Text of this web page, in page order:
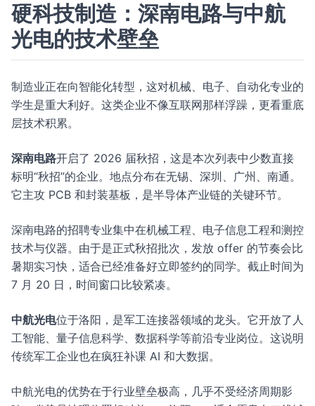
硬科技制造：深南电路与中航
光电的技术壁垒
制造业正在向智能化转型，这对机械、电子、自动化专业的
学生是重大利好。这类企业不像互联网那样浮躁，更看重底
层技术积累。
深南电路开启了 2026 届秋招，这是本次列表中少数直接
标明“秋招”的企业。地点分布在无锡、深圳、广州、南通。
它主攻 PCB 和封装基板，是半导体产业链的关键环节。
深南电路的招聘专业集中在机械工程、电子信息工程和测控
技术与仪器。由于是正式秋招批次，发放 offer 的节奏会比
暑期实习快，适合已经准备好立即签约的同学。截止时间为
7 月 20 日，时间窗口比较紧凑。
中航光电位于洛阳，是军工连接器领域的龙头。它开放了人
工智能、量子信息科学、数据科学等前沿专业岗位。这说明
传统军工企业也在疯狂补课 AI 和大数据。
中航光电的优势在于行业壁垒极高，几乎不受经济周期影